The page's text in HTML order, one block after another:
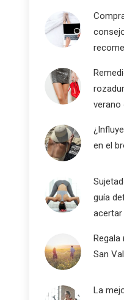
verano
en el
guía
acertar
Regala
San
La